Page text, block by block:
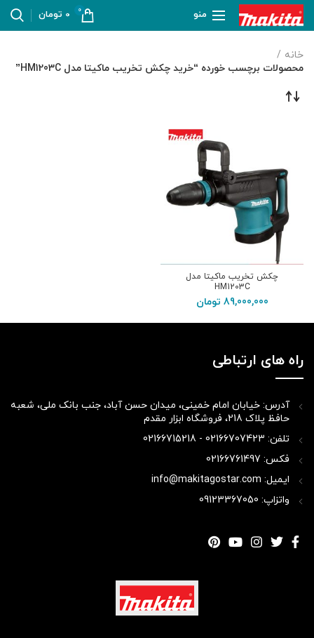
منو 0
0 تومان
خانه
محصولات برچسب خورده “خرید چکش تخریب ماکیتا مدل HM1203C”
چکش تخریب ماکیتا مدل
HM1203C
89,000,000 تومان
راه های ارتباطی
آدرس: خیابان امام خمینی، میدان حسن آباد، جنب بانک ملی، شعبه
حافظ پلاک 218، فروشگاه ابزار مقدم
تلفن: 02166707423 - 02166715218
فکس: 02166761497
ایمیل: info@makitagostar.com
واتزاپ: 09123367050